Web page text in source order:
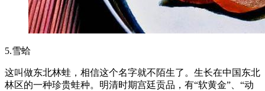
5.雪蛤
这叫做东北林蛙，相信这个名字就不陌生了。生长在中国东北
林区的一种珍贵蛙种。明清时期宫廷贡品，有“软黄金”、“动